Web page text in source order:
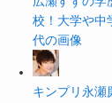
校！大学や中
代の画像
キンプリ永瀬